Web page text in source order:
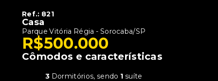
Ref.: 821
Casa
Parque Vitória Régia - Sorocaba/SP
R$500.000
Cômodos e características
3 Dormitórios, sendo 1 suíte